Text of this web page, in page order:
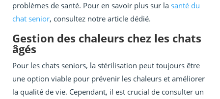
problèmes de santé. Pour en savoir plus sur la santé du
chat senior, consultez notre article dédié.
Gestion des chaleurs chez les chats
âgés
Pour les chats seniors, la stérilisation peut toujours être
une option viable pour prévenir les chaleurs et améliorer
la qualité de vie. Cependant, il est crucial de consulter un